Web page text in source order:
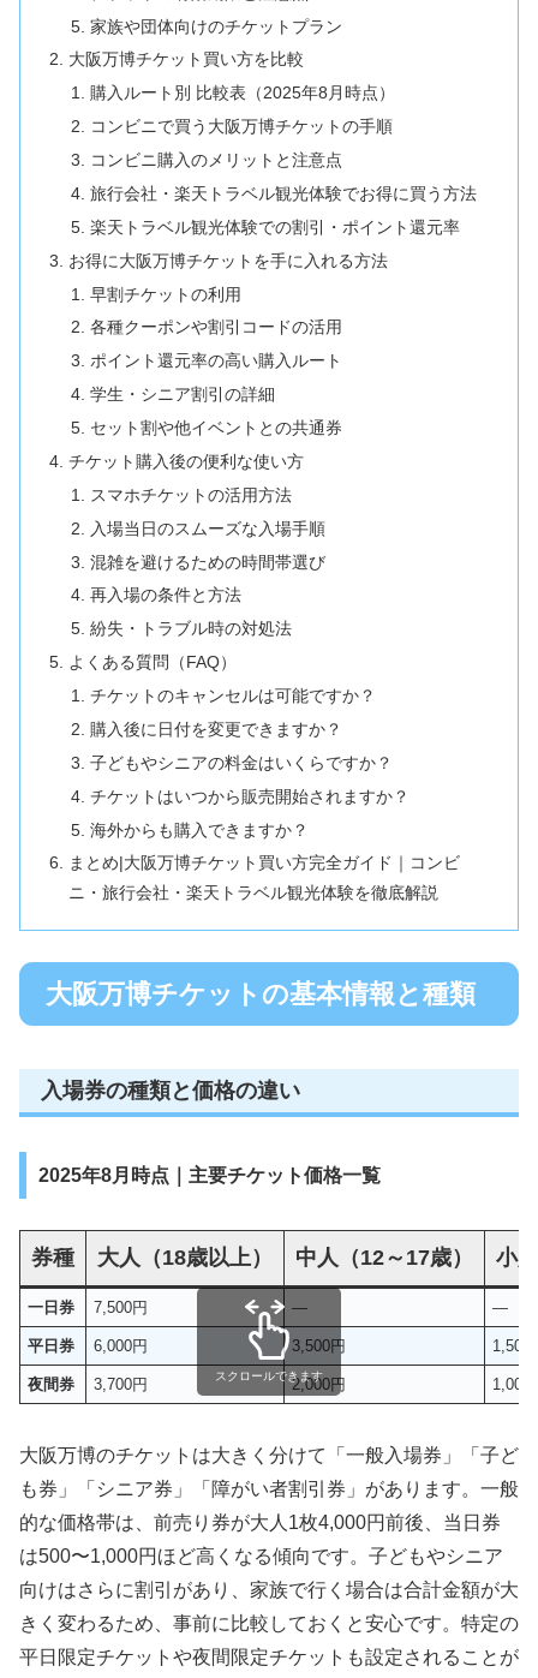
家族や団体向けのチケットプラン
大阪万博チケット買い方を比較
購入ルート別 比較表（2025年8月時点）
コンビニで買う大阪万博チケットの手順
コンビニ購入のメリットと注意点
旅行会社・楽天トラベル観光体験でお得に買う方法
楽天トラベル観光体験での割引・ポイント還元率
お得に大阪万博チケットを手に入れる方法
早割チケットの利用
各種クーポンや割引コードの活用
ポイント還元率の高い購入ルート
学生・シニア割引の詳細
セット割や他イベントとの共通券
チケット購入後の便利な使い方
スマホチケットの活用方法
入場当日のスムーズな入場手順
混雑を避けるための時間帯選び
再入場の条件と方法
紛失・トラブル時の対処法
よくある質問（FAQ）
チケットのキャンセルは可能ですか？
購入後に日付を変更できますか？
子どもやシニアの料金はいくらですか？
チケットはいつから販売開始されますか？
海外からも購入できますか？
まとめ|大阪万博チケット買い方完全ガイド｜コンビ
ニ・旅行会社・楽天トラベル観光体験を徹底解説
大阪万博チケットの基本情報と種類
入場券の種類と価格の違い
2025年8月時点｜主要チケット価格一覧
券種 大人（18歳以上） 中人（12～17歳） 小
一日券 7,500円 — —
平日券 6,000円 3,500円 1,500
夜間券 3,700円 2,000円 1,000
スクロールできます
大阪万博のチケットは大きく分けて「一般入場券」「子ど
も券」「シニア券」「障がい者割引券」があります。一般
的な価格帯は、前売り券が大人1枚4,000円前後、当日券
は500〜1,000円ほど高くなる傾向です。子どもやシニア
向けはさらに割引があり、家族で行く場合は合計金額が大
きく変わるため、事前に比較しておくと安心です。特定の
平日限定チケットや夜間限定チケットも設定されることが